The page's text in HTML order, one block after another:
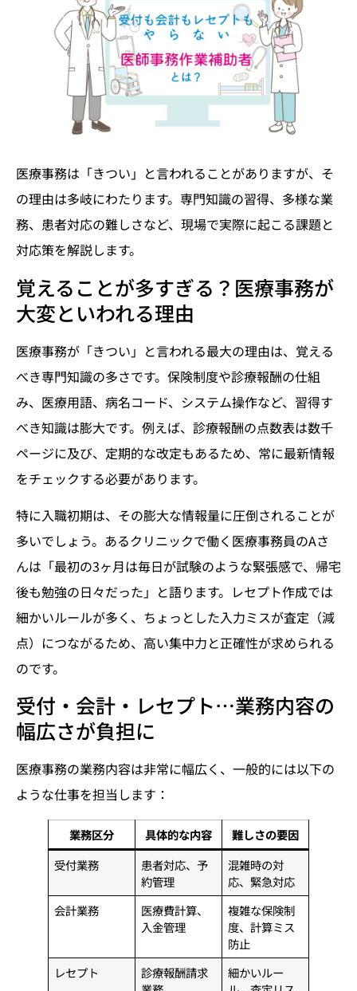
医療事務は「きつい」と言われることがありますが、そ
の理由は多岐にわたります。専門知識の習得、多様な業
務、患者対応の難しさなど、現場で実際に起こる課題と
対応策を解説します。
覚えることが多すぎる？医療事務が
大変といわれる理由
医療事務が「きつい」と言われる最大の理由は、覚える
べき専門知識の多さです。保険制度や診療報酬の仕組
み、医療用語、病名コード、システム操作など、習得す
べき知識は膨大です。例えば、診療報酬の点数表は数千
ページに及び、定期的な改定もあるため、常に最新情報
をチェックする必要があります。
特に入職初期は、その膨大な情報量に圧倒されることが
多いでしょう。あるクリニックで働く医療事務員のAさ
んは「最初の3ヶ月は毎日が試験のような緊張感で、帰宅
後も勉強の日々だった」と語ります。レセプト作成では
細かいルールが多く、ちょっとした入力ミスが査定（減
点）につながるため、高い集中力と正確性が求められる
のです。
受付・会計・レセプト…業務内容の
幅広さが負担に
医療事務の業務内容は非常に幅広く、一般的には以下の
ような仕事を担当します：
業務区分 具体的な内容
難しさの要因
受付業務
患者対応、予
約管理
混雑時の対
応、緊急対応
会計業務
医療費計算、
入金管理
複雑な保険制
度、計算ミス
防止
レセプト
診療報酬請求
細かいルー